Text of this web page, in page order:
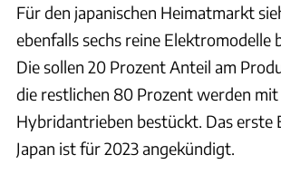
Für den japanischen Heimatmarkt
ebenfalls sechs reine Elektromodelle
Die sollen 20 Prozent Anteil am
die restlichen 80 Prozent werden mit
Hybridantrieben bestückt. Das erste
Japan ist für 2023 angekündigt.